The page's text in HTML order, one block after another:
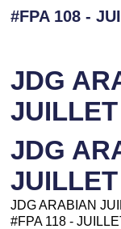
#FPA 108 -
JDG
JDG
JDG ARABIAN
#FPA 118 -